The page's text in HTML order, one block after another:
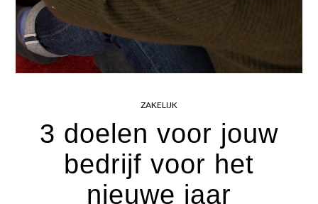
ZAKELIJK
3 doelen voor jouw
bedrijf voor het
nieuwe jaar